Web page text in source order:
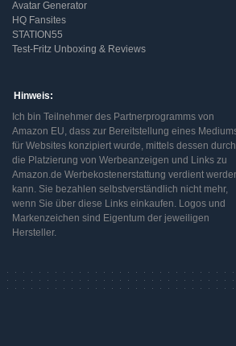
Avatar Generator
HQ Fansites
STATION55
Test-Fritz Unboxing & Reviews
Hinweis:
Ich bin Teilnehmer des Partnerprogramms von
Amazon EU, dass zur Bereitstellung eines
für Websites konzipiert wurde, mittels dessen durch
die Platzierung von Werbeanzeigen und Links zu
Amazon.de Werbekostenerstattung verdient
kann. Sie bezahlen selbstverständlich nicht mehr,
wenn Sie über diese Links einkaufen. Logos und
Markenzeichen sind Eigentum der jeweiligen
Hersteller.